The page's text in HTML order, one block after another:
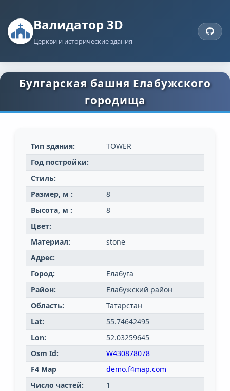
Валидатор 3D
Церкви и исторические здания
Булгарская башня Елабужского
городища
Тип здания:
TOWER
Год постройки:
Стиль:
Размер, м :
8
Высота, м :
8
Цвет:
Материал:
stone
Адрес:
Город:
Елабуга
Район:
Елабужский район
Область:
Татарстан
Lat:
55.74642495
Lon:
52.03259645
Osm Id:
W430878078
F4 Map
demo.f4map.com
Число частей:
1